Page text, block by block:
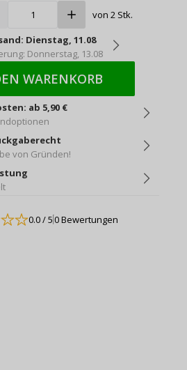
von 2 Stk.
Dienstag, 11.08
Donnerstag, 13.08
WARENKORB
ab 5,90 €
von Gründen!
0.0/ 50 Bewertungen